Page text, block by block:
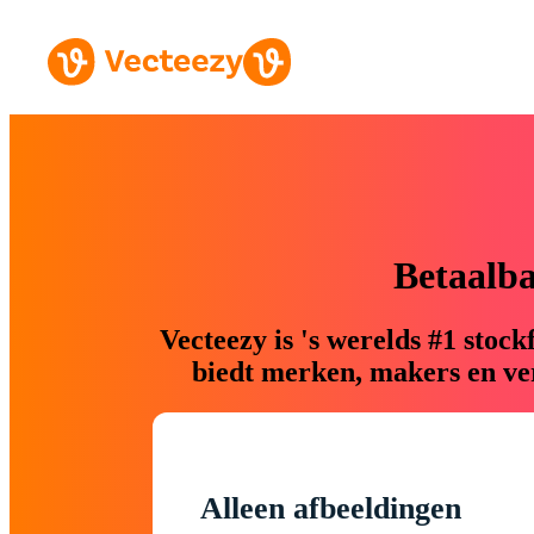
Vecteezy is 's werelds #1
biedt merken, makers en
Alleen afbeeldingen